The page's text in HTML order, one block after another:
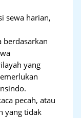
sewa harian,
berdasarkan
yang
pecah, atau
yang tidak